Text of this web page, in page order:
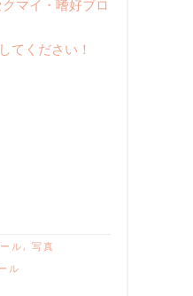
てください！
ル, 写真
ル